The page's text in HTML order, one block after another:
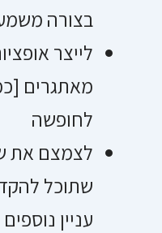
בצורה
לייצר
מאתגרים
לחופשה
לצמצם את
שתוכל
עניין נוספים